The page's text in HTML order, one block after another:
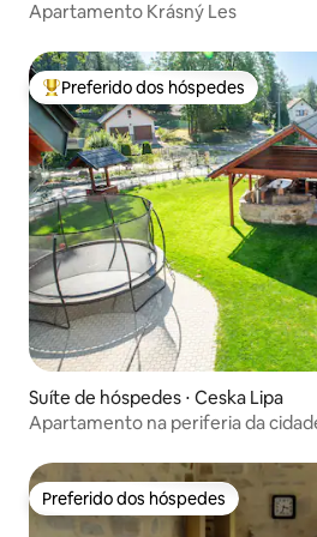
Apartamento Krásný Les
Entre os melhores preferidos dos
Preferido dos hóspedes
Suíte de hóspedes ⋅ Ceska Lipa
Apartamento na periferia da
Preferido dos hóspedes
Preferido dos hóspedes